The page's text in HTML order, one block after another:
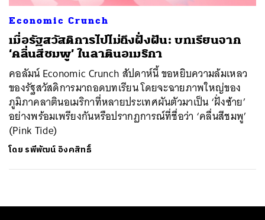
Economic Crunch
เมื่อรัฐสวัสดิการไปไม่ถึงฝั่งฝัน: บทเรียนจาก
‘คลื่นสีชมพู’ ในลาตินอเมริกา
คอลัมน์ Economic Crunch สัปดาห์นี้ ขอหยิบความล้มเหลว
ของรัฐสวัสดิการมาถอดบทเรียน โดยจะฉายภาพใหญ่ของ
ภูมิภาคลาตินอเมริกาที่หลายประเทศผันตัวมาเป็น ‘ฝั่งซ้าย’
อย่างพร้อมเพรียงกันหรือปรากฏการณ์ที่ชื่อว่า ‘คลื่นสีชมพู’
(Pink Tide)
โดย รพีพัฒน์ อิงคสิทธิ์
SHARE TWEET LINE EMAIL